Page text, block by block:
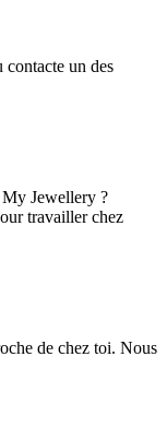
contacte un des
My Jewellery ?
travailler chez
de chez toi. Nous